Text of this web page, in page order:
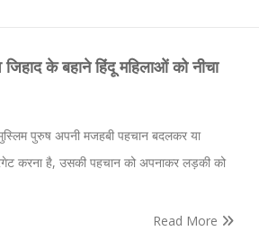
के बहाने हिंदू महिलाओं को नीचा
पुरुष अपनी मजहबी पहचान बदलकर या
करना है, उसकी पहचान को अपनाकर लड़की को
Read More